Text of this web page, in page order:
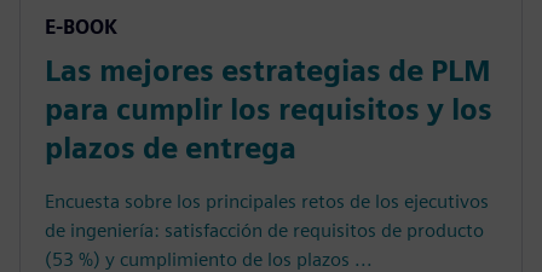
E-BOOK
Las mejores estrategias de PLM
para cumplir los requisitos y los
plazos de entrega
Encuesta sobre los principales retos de los ejecutivos
de ingeniería: satisfacción de requisitos de producto
(53 %) y cumplimiento de los plazos ...